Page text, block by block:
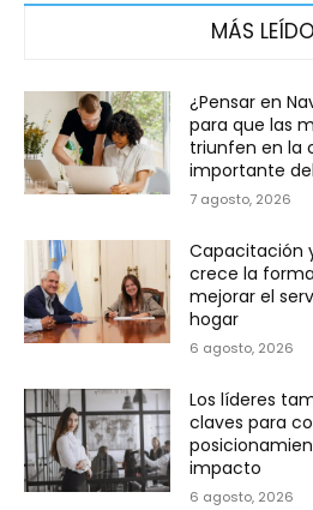
MÁS
¿Pensar en
para que las
triunfen en la
importante
7 agosto, 2026
Capacitación
crece la
mejorar el
hogar
6 agosto, 2026
Los líderes
claves para
impacto
6 agosto, 2026